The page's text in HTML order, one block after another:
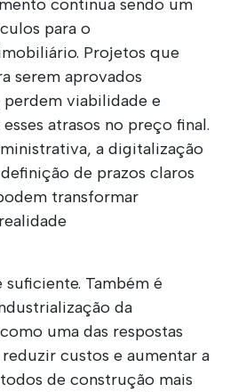
continua sendo um
para o
Projetos que
serem aprovados
viabilidade e
atrasos no preço final.
a digitalização
de prazos claros
transformar
suficiente. Também é
da
uma das respostas
reduzir custos e aumentar a
de construção mais